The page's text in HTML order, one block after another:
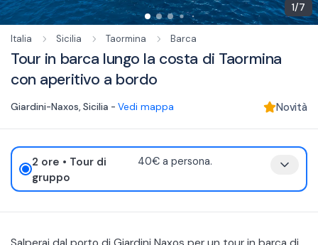
1/7
Italia Sicilia Taormina Barca
Tour in barca lungo la costa di Taormina
con aperitivo a bordo
Giardini-Naxos, Sicilia - Vedi mappa Novità
2 ore • Tour di
gruppo
40€ a persona.